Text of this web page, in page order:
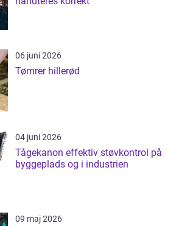
06 juni 2026
Tømrer hillerød
04 juni 2026
Tågekanon effektiv støvkontrol på
byggeplads og i industrien
09 maj 2026